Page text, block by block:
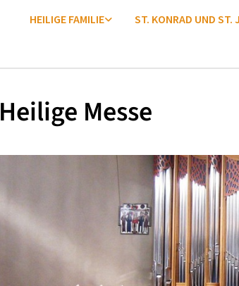
HEILIGE FAMILIE ST. KONRAD UND ST.
Heilige Messe